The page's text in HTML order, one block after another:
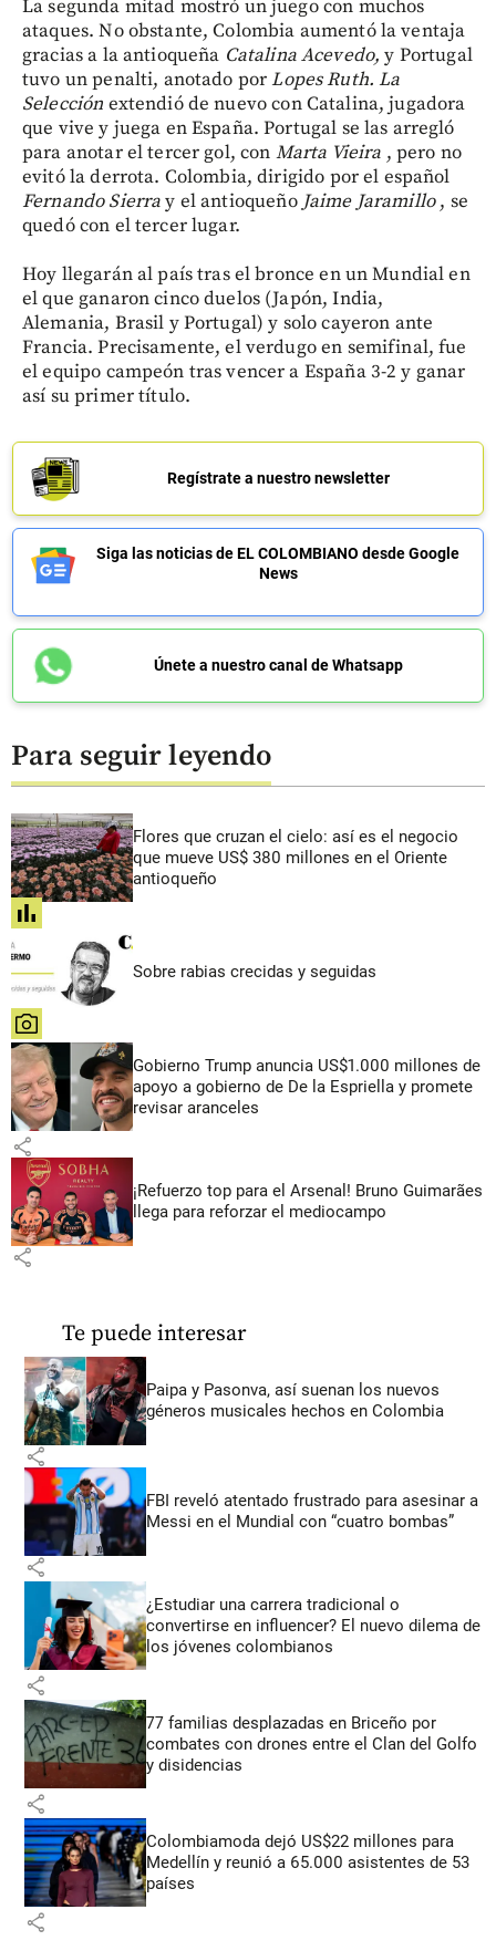
La segunda mitad mostró un juego con muchos
ataques. No obstante, Colombia aumentó la ventaja
gracias a la antioqueña Catalina Acevedo,y Portugal
tuvo un penalti, anotado porLopes Ruth. La
Selección extendió de nuevo con Catalina, jugadora
que vive y juega en España. Portugal se las arregló
para anotar el tercer gol, con Marta Vieira , pero no
evitó la derrota. Colombia, dirigido por el español
Fernando Sierray el antioqueño Jaime Jaramillo, se
quedó con el tercer lugar.
Hoy llegarán al país tras el bronce en un Mundial en
el que ganaron cinco duelos (Japón, India,
Alemania, Brasil y Portugal) y solo cayeron ante
Francia. Precisamente, el verdugo en semifinal, fue
el equipo campeón tras vencer a España 3-2 y ganar
así su primer título.
Regístrate a nuestro newsletter
Siga las noticias de EL COLOMBIANO desde Google
News
Únete a nuestro canal de Whatsapp
Para seguir leyendo
Flores que cruzan el cielo: así es el negocio
que mueve US$ 380 millones en el Oriente
antioqueño
share
Sobre rabias crecidas y seguidas
share
Gobierno Trump anuncia US$1.000 millones de
apoyo a gobierno de De la Espriella y promete
revisar aranceles
share
¡Refuerzo top para el Arsenal! Bruno Guimarães
llega para reforzar el mediocampo
share
Te puede interesar
Paipa y Pasonva, así suenan los nuevos
géneros musicales hechos en Colombia
share
FBI reveló atentado frustrado para asesinar a
Messi en el Mundial con “cuatro bombas”
share
¿Estudiar una carrera tradicional o
convertirse en influencer? El nuevo dilema de
los jóvenes colombianos
share
77 familias desplazadas en Briceño por
combates con drones entre el Clan del Golfo
y disidencias
share
Colombiamoda dejó US$22 millones para
Medellín y reunió a 65.000 asistentes de 53
países
share